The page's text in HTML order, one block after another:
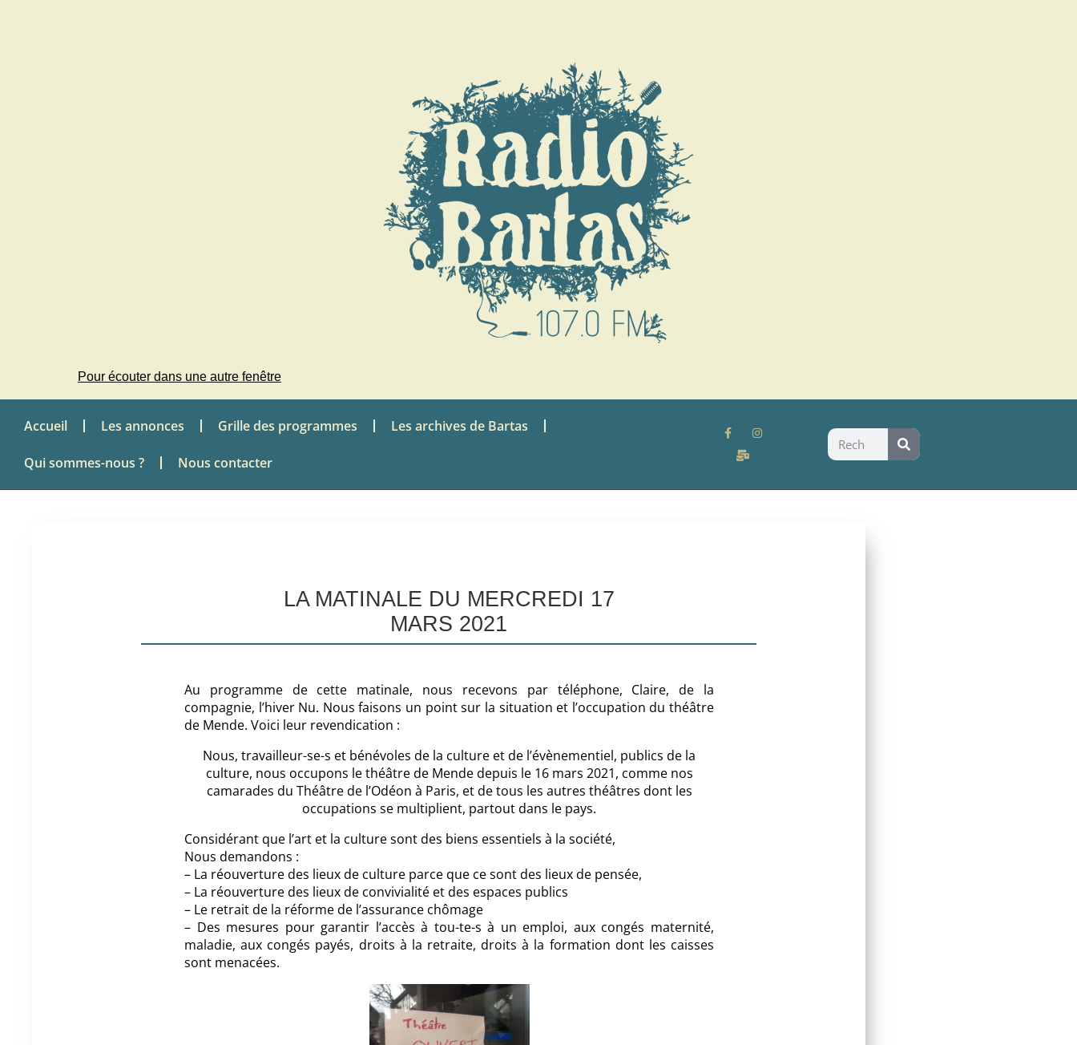
Pour écouter dans une autre fenêtre
Accueil Les annonces Grille des programmes Les archives de Bartas
Qui sommes-nous ? Nous contacter
LA MATINALE DU MERCREDI 17
MARS 2021
Au programme de cette matinale, nous recevons par téléphone, Claire, de la
compagnie, l’hiver Nu. Nous faisons un point sur la situation et l’occupation du théâtre
de Mende. Voici leur revendication :
Nous, travailleur-se-s et bénévoles de la culture et de l’évènementiel, publics de la
culture, nous occupons le théâtre de Mende depuis le 16 mars 2021, comme nos
camarades du Théâtre de l’Odéon à Paris, et de tous les autres théâtres dont les
occupations se multiplient, partout dans le pays.
Considérant que l’art et la culture sont des biens essentiels à la société,
Nous demandons :
– La réouverture des lieux de culture parce que ce sont des lieux de pensée,
– La réouverture des lieux de convivialité et des espaces publics
– Le retrait de la réforme de l’assurance chômage
– Des mesures pour garantir l’accès à tou-te-s à un emploi, aux congés maternité,
maladie, aux congés payés, droits à la retraite, droits à la formation dont les caisses
sont menacées.